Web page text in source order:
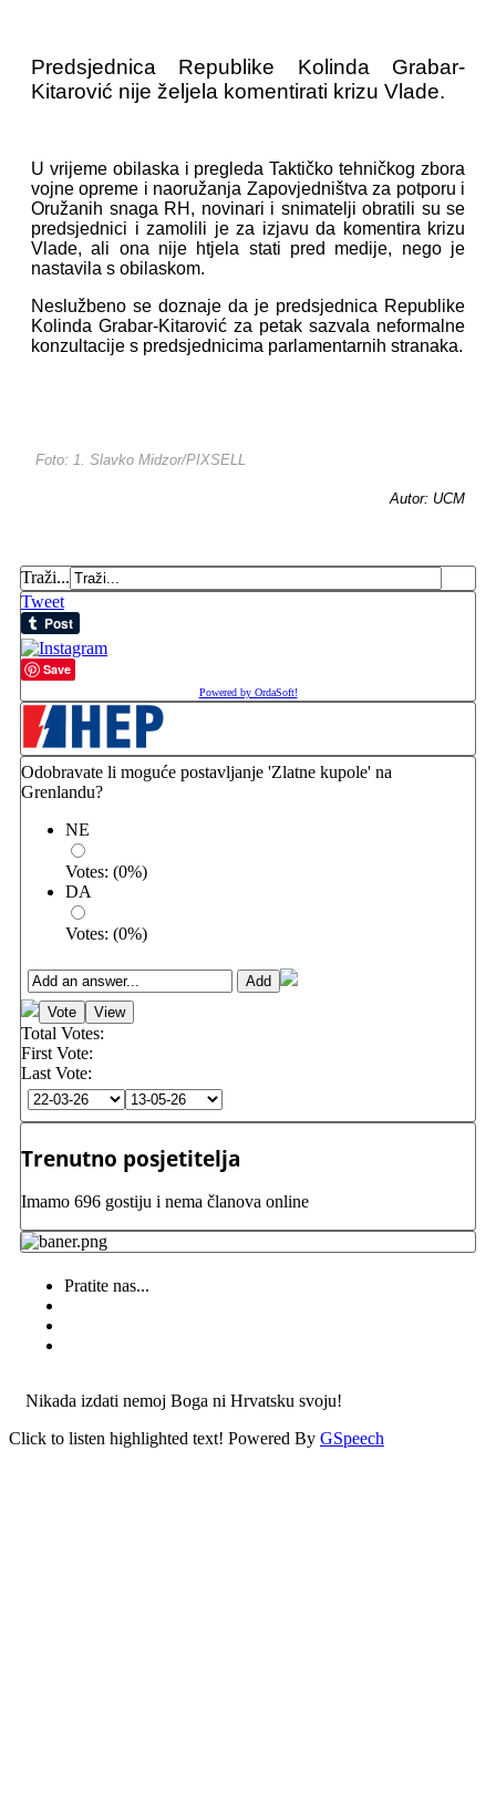
Predsjednica Republike Kolinda Grabar-
Kitarović nije željela komentirati krizu Vlade.
U vrijeme obilaska i pregleda Taktičko tehničkog zbora
vojne opreme i naoružanja Zapovjedništva za potporu i
Oružanih snaga RH, novinari i snimatelji obratili su se
predsjednici i zamolili je za izjavu da komentira krizu
Vlade, ali ona nije htjela stati pred medije, nego je
nastavila s obilaskom.
Neslužbeno se doznaje da je predsjednica Republike
Kolinda Grabar-Kitarović za petak sazvala neformalne
konzultacije s predsjednicima parlamentarnih stranaka.
Foto: 1. Slavko Midzor/PIXSELL
Autor: UCM
Traži...
Tweet
Save
Powered by OrdaSoft!
Odobravate li moguće postavljanje 'Zlatne kupole' na
Grenlandu?
NE
Votes: (0%)
DA
Votes: (0%)
Total Votes:
First Vote:
Last Vote:
Trenutno posjetitelja
Imamo 696 gostiju i nema članova online
Pratite nas...
Nikada izdati nemoj Boga ni Hrvatsku svoju!
Click to listen highlighted text! Powered By GSpeech